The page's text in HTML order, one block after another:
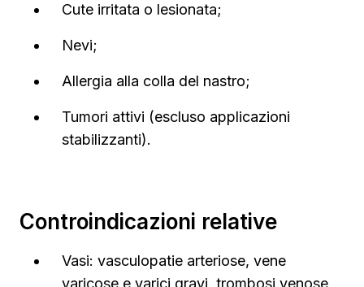
Cute irritata o lesionata;
Nevi;
Allergia alla colla del nastro;
Tumori attivi (escluso applicazioni
stabilizzanti).
Controindicazioni relative
Vasi: vasculopatie arteriose, vene
varicose e varici gravi, trombosi venose